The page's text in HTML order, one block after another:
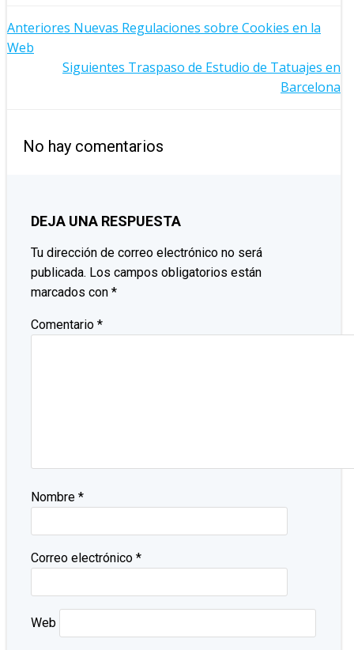
NAVEGACIÓN
POR
ENTRADAS
Anteriores Nuevas Regulaciones sobre Cookies en la
Web
NAVEGACIÓN
LAS
Siguientes Traspaso de Estudio de Tatuajes en
Barcelona
No hay comentarios
DEJA UNA RESPUESTA
Tu dirección de correo electrónico no será
publicada. Los campos obligatorios están
marcados con *
Comentario *
Nombre *
Correo electrónico *
Web